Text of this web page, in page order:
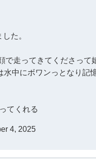
た。
で走ってきてくださって
水中にボワンっとなり記
てくれる
4, 2025